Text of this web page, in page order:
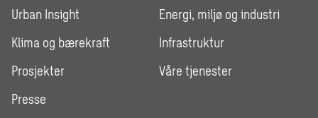
Urban Insight
Klima og bærekraft
Prosjekter
Presse
Energi, miljø og industri
Infrastruktur
Våre tjenester